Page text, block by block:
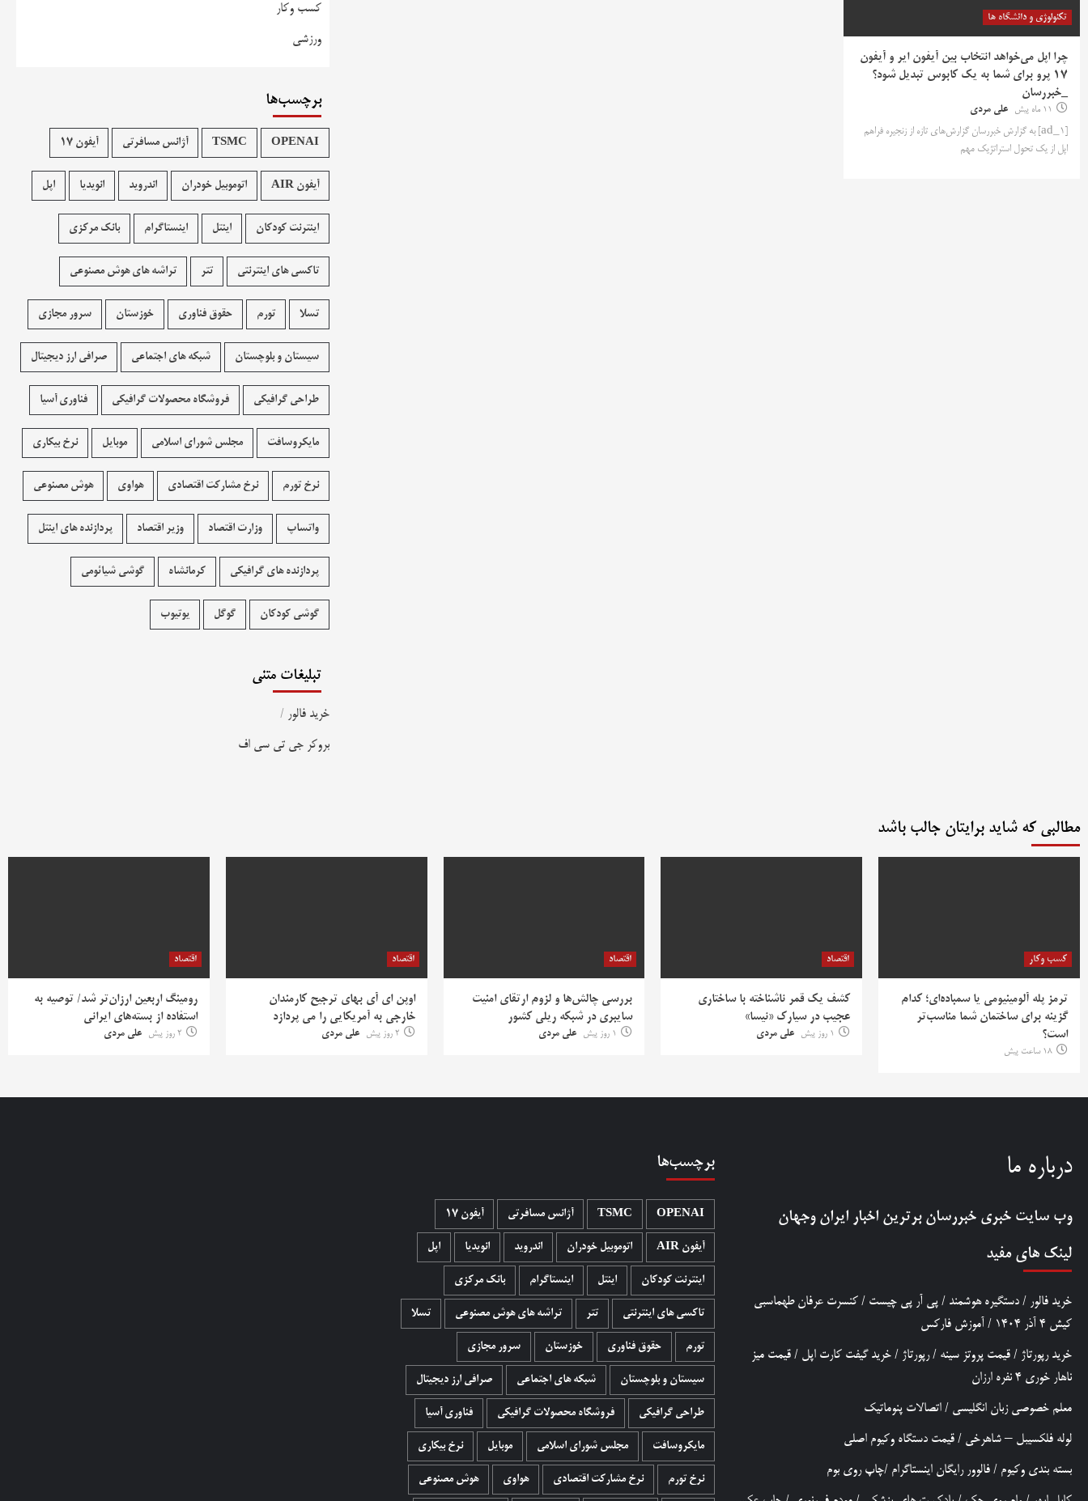
تکنولوژی و دانشگاه ها
چرا اپل می‌خواهد انتخاب بین آیفون ایر و آیفون
۱۷ پرو برای شما به یک کابوس تبدیل شود؟
_خبررسان
11 ماه پیش علی مردی
[ad_1] به گزارش خبررسان گزارش‌های تازه از زنجیره فراهم
اپل از یک تحول استراتژیک مهم
کسب وکار
ورزشی
برچسب‌ها
OPENAI
TSMC آژانس مسافرتی آیفون 17
آیفون AIR اتوموبیل خودران اندروید انویدیا اپل
اینترنت کودکان اینتل اینستاگرام بانک مرکزی
تاکسی های اینترنتی تتر تراشه های هوش مصنوعی
تسلا تورم حقوق فناوری خوزستان سرور مجازی
سیستان و بلوچستان شبکه های اجتماعی صرافی ارز دیجیتال
طراحی گرافیکی فروشگاه محصولات گرافيکی فناوری آسیا
مایکروسافت مجلس شورای اسلامی موبایل نرخ بیکاری
نرخ تورم نرخ مشارکت اقتصادی هواوی هوش مصنوعی
واتساپ وزارت اقتصاد وزیر اقتصاد پردازنده های اینتل
پردازنده های گرافیکی کرمانشاه گوشی شیائومی
گوشی کودکان گوگل یوتیوب
تبلیغات متنی
خرید فالور /
بروکر جی تی سی اف
مطالبی که شاید برایتان جالب باشد
کسب وکار
ترمز پله آلومینیومی یا سمباده‌ای؛ کدام
گزینه برای ساختمان شما مناسب‌تر
است؟
18 ساعت پیش
اقتصاد
کشف یک قمر ناشناخته با ساختاری
عجیب در سیارک «نیسا»
1 روز پیش علی مردی
اقتصاد
بررسی چالش‌ها و لزوم ارتقای امنیت
سایبری در شبکه ریلی کشور
1 روز پیش علی مردی
اقتصاد
اوپن ای آی بهای ترجیح کارمندان
خارجی به آمریکایی را می پردازد
2 روز پیش علی مردی
اقتصاد
رومینگ اربعین ارزان‌تر شد/ توصیه به
استفاده از بسته‌های ایرانی
2 روز پیش علی مردی
درباره ما
وب سایت خبری خبررسان برترین اخبار ایران وجهان
لینک های مفید
خرید فالور / دستگیره هوشمند / پی آر پی چیست / کنسرت عرفان طهماسبی
کیش 4 آذر 1404
/ آموزش فارکس
خرید رپورتاژ / قیمت پروتز سینه /رپورتاژ / خرید گیفت کارت اپل / قیمت میز
ناهار خوری 4 نفره ارزان
معلم خصوصی زبان انگلیسی / اتصالات پنوماتیک
لوله فلکسیبل – شاهرخی / قیمت دستگاه وکیوم اصلی
بسته بندی وکیوم / فالوور رایگان اینستاگرام /چاپ روی بوم
برچسب‌ها
OPENAI
TSMC آژانس مسافرتی آیفون 17
آیفون AIR اتوموبیل خودران اندروید انویدیا اپل
اینترنت کودکان اینتل اینستاگرام بانک مرکزی
تاکسی های اینترنتی تتر تراشه های هوش مصنوعی تسلا
تورم حقوق فناوری خوزستان سرور مجازی
سیستان و بلوچستان شبکه های اجتماعی صرافی ارز دیجیتال
طراحی گرافیکی فروشگاه محصولات گرافيکی فناوری آسیا
مایکروسافت مجلس شورای اسلامی موبایل نرخ بیکاری
نرخ تورم نرخ مشارکت اقتصادی هواوی هوش مصنوعی